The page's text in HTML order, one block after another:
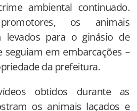
ambiental continuado.
os animais
levados para o ginásio de
seguiam em embarcações –
da prefeitura.
obtidos durante as
os animais laçados e